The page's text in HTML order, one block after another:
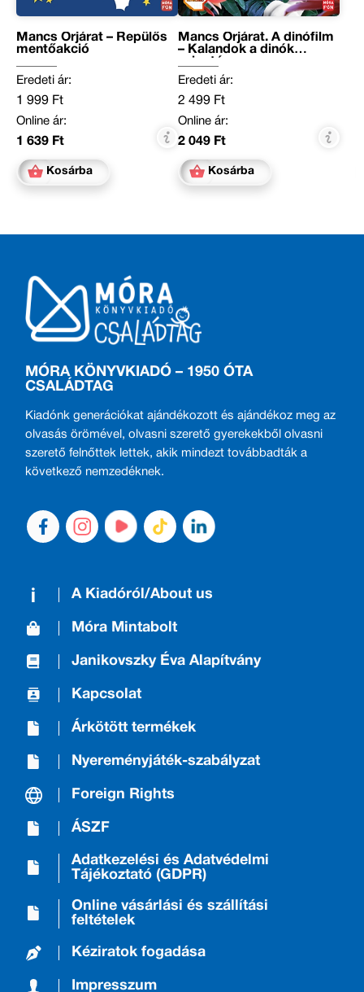
Mancs Őrjárat – Repülős
mentőakció
Eredeti ár:
1 999 Ft
Online ár:
1 639 Ft
Kosárba
Mancs Őrjárat. A dinófilm
– Kalandok a dinók
Eredeti ár:
2 499 Ft
Online ár:
2 049 Ft
Kosárba
MÓRA KÖNYVKIADÓ – 1950 ÓTA
CSALÁDTAG
Kiadónk generációkat ajándékozott és ajándékoz meg az
olvasás örömével, olvasni szerető gyerekekből olvasni
szerető felnőttek lettek, akik mindezt továbbadták a
következő nemzedéknek.
A Kiadóról/About us
Móra Mintabolt
Janikovszky Éva Alapítvány
Kapcsolat
Árkötött termékek
Nyereményjáték-szabályzat
Foreign Rights
ÁSZF
Adatkezelési és Adatvédelmi
Tájékoztató (GDPR)
Online vásárlási és szállítási
feltételek
Kéziratok fogadása
Impresszum